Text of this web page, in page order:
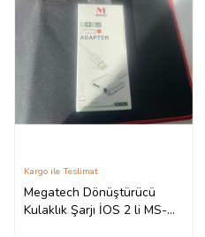
Megatech Dönüştürücü
Kulaklık Şarjı İOS 2 li MS-
Kargo ile Teslimat